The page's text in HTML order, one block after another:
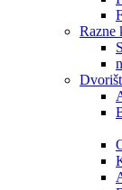
Razne